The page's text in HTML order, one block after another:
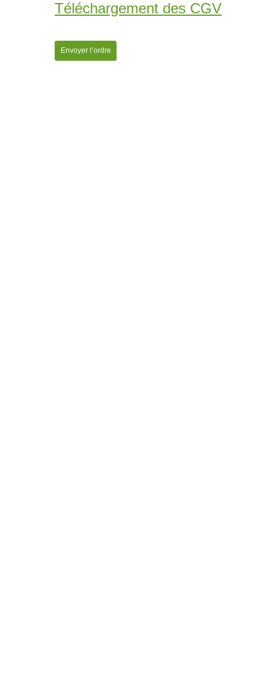
Téléchargement des CGV
Envoyer l’ordre